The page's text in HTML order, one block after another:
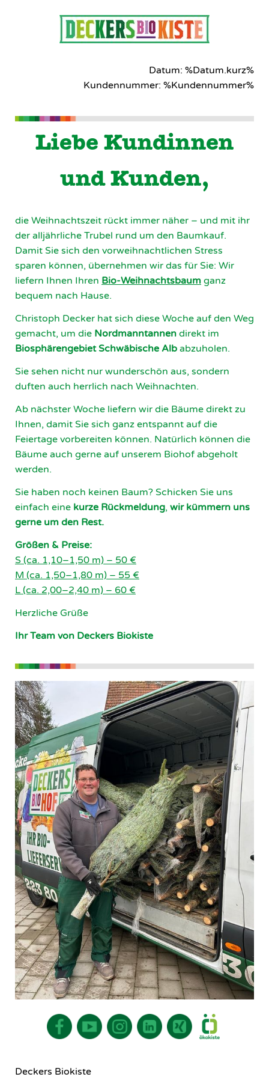
Datum: %Datum.kurz%
Kundennummer: %Kundennummer%
Liebe Kundinnen
und Kunden,
die Weihnachtszeit rückt immer näher – und mit ihr
der alljährliche Trubel rund um den Baumkauf.
Damit Sie sich den vorweihnachtlichen Stress
sparen können, übernehmen wir das für Sie: Wir
liefern Ihnen Ihren Bio-Weihnachtsbaum ganz
bequem nach Hause.
Christoph Decker hat sich diese Woche auf den Weg
gemacht, um die Nordmanntannen direkt im
Biosphärengebiet Schwäbische Alb abzuholen.
Sie sehen nicht nur wunderschön aus, sondern
duften auch herrlich nach Weihnachten.
Ab nächster Woche liefern wir die Bäume direkt zu
Ihnen, damit Sie sich ganz entspannt auf die
Feiertage vorbereiten können. Natürlich können die
Bäume auch gerne auf unserem Biohof abgeholt
werden.
Sie haben noch keinen Baum? Schicken Sie uns
einfach eine kurze Rückmeldung, wir kümmern uns
gerne um den Rest.
Größen & Preise:
S (ca. 1,10–1,50 m) – 50 €
M (ca. 1,50–1,80 m) – 55 €
L (ca. 2,00–2,40 m) – 60 €
Herzliche Grüße
Ihr Team von Deckers Biokiste
Deckers Biokiste